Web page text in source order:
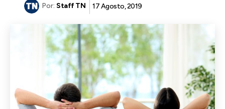
Por: Staff TN 17 Agosto, 2019